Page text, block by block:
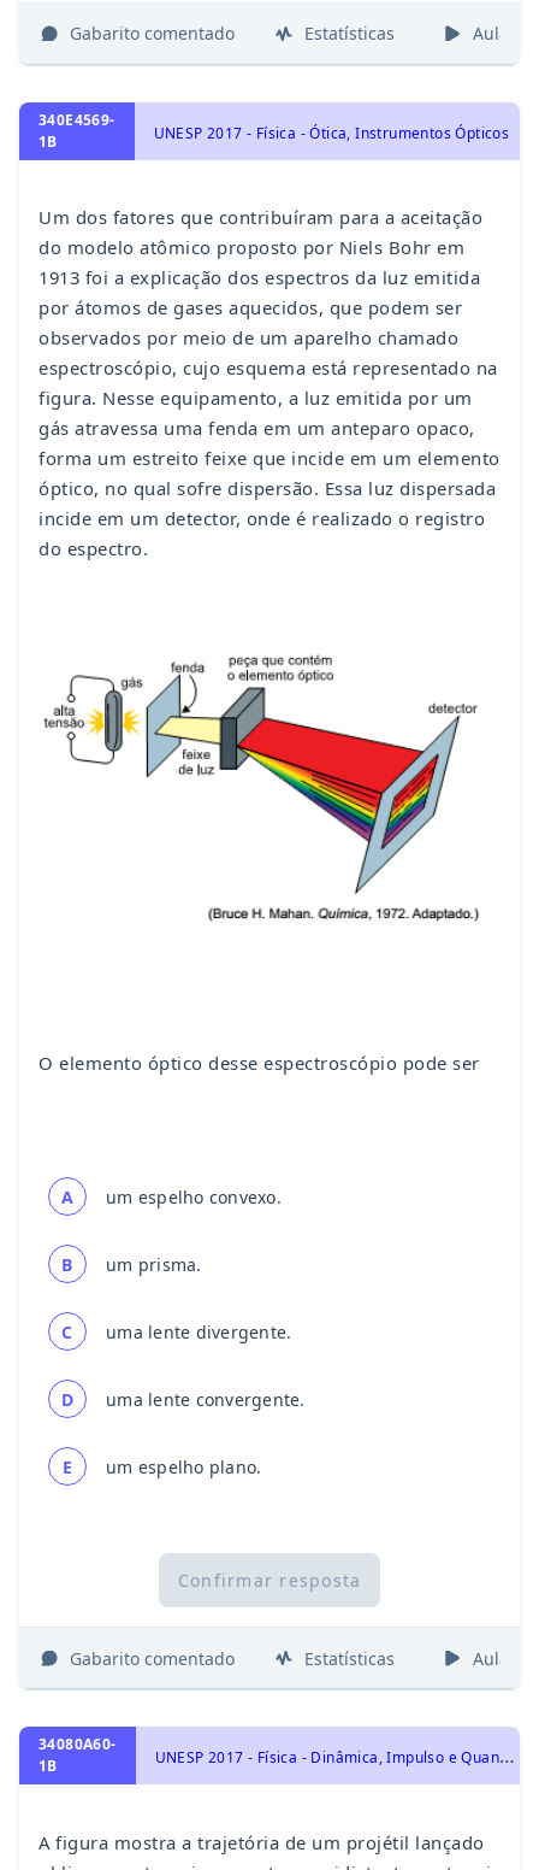
Gabarito comentado Estatísticas Aulas
340E4569-
1B
UNESP 2017 - Física - Ótica, Instrumentos Ópticos
Um dos fatores que contribuíram para a aceitação
do modelo atômico proposto por Niels Bohr em
1913 foi a explicação dos espectros da luz emitida
por átomos de gases aquecidos, que podem ser
observados por meio de um aparelho chamado
espectroscópio, cujo esquema está representado na
figura. Nesse equipamento, a luz emitida por um
gás atravessa uma fenda em um anteparo opaco,
forma um estreito feixe que incide em um elemento
óptico, no qual sofre dispersão. Essa luz dispersada
incide em um detector, onde é realizado o registro
do espectro.
O elemento óptico desse espectroscópio pode ser
A um espelho convexo.
B um prisma.
C uma lente divergente.
D uma lente convergente.
E um espelho plano.
Confirmar resposta
Gabarito comentado Estatísticas Aulas
34080A60-
1B
U
NESP 2017 - Física - Dinâmica, Impulso e Quantidade de Movimento
A figura mostra a trajetória de um projétil lançado